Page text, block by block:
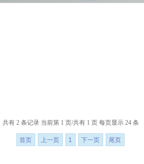
共有 2 条记录 当前第 1 页/共有 1 页 每页显示 24 条
首页 上一页 1 下一页 尾页